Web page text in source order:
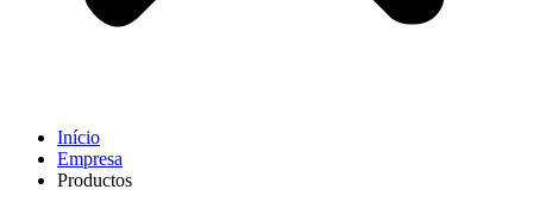
Início
Empresa
Productos